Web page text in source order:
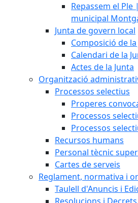
Repassem el Ple
municipal
Junta de govern local
Composició de
Calendari de la
Actes de la Junta
Organització
Processos selectius
Properes
Processos
Processos
Recursos humans
Personal tècnic
Cartes de serveis
Reglament, normativa i
Taulell d'Anuncis i